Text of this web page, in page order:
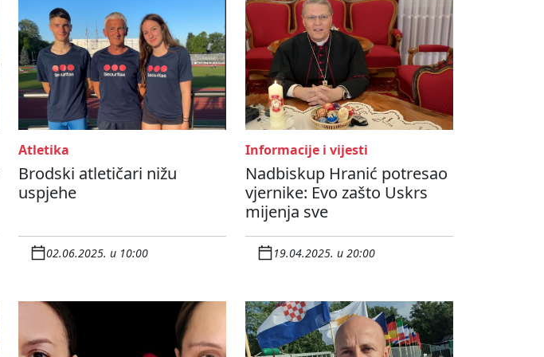
Atletika
Brodski atletičari nižu
uspjehe
02.06.2025. u 10:00
Informacije i vijesti
Nadbiskup Hranić potresao
vjernike: Evo zašto Uskrs
mijenja sve
19.04.2025. u 20:00